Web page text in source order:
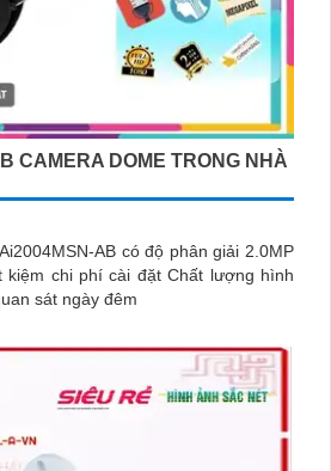
CAMERA DOME TRONG NHÀ
AB có độ phân giải 2.0MP
kiệm chi phí cài đặt Chất lượng hình
sát ngày đêm